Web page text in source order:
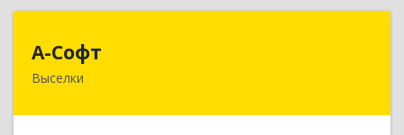
А-Софт
Выселки353100, Краснодарский край, Выселковский